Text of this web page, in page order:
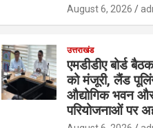
August 6, 2026
उत्तराखंड
एमडीडीए बोर्ड
को मंजूरी, लैंड
औद्योगिक भवन
परियोजनाओं पर